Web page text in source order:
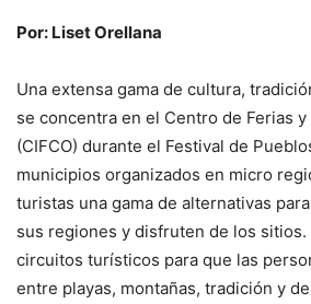
Por: Liset Orellana
Una extensa gama de cultura,
se concentra en el Centro de Ferias
(CIFCO) durante el Festival de
municipios organizados en micro
turistas una gama de alternativas
sus regiones y disfruten de los sitios.
circuitos turísticos para que las
entre playas, montañas, tradición y